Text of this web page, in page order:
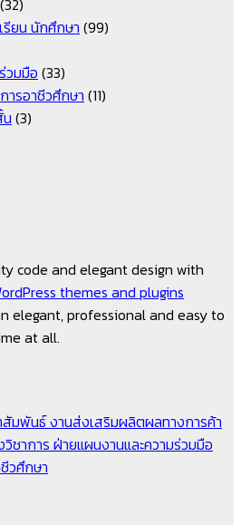
(32)
ยน นักศึกษา (99)
วมมือ (33)
ารอาชีวศึกษา (11)
(3)
code and elegant design with
themes and plugins
elegant, professional and easy to
at all.
สัมพันธ์งานส่งเสริมผลิตผลทางการค้า
ชาการ ฝ่ายแผนงานและความร่วมมือ
วศึกษา